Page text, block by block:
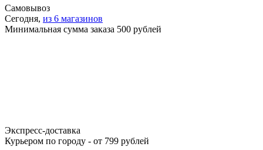
Самовывоз
Сегодня, из 6 магазинов
Минимальная сумма заказа 500 рублей
Экспресс-доставка
Курьером по городу - от 799 рублей